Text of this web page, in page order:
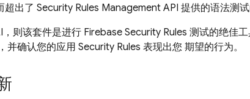
出了 Security Rules Management API 提供的语法测试
则该套件是进行 Firebase Security Rules 测试的绝佳
并确认您的应用 Security Rules 表现出您 期望的行为。